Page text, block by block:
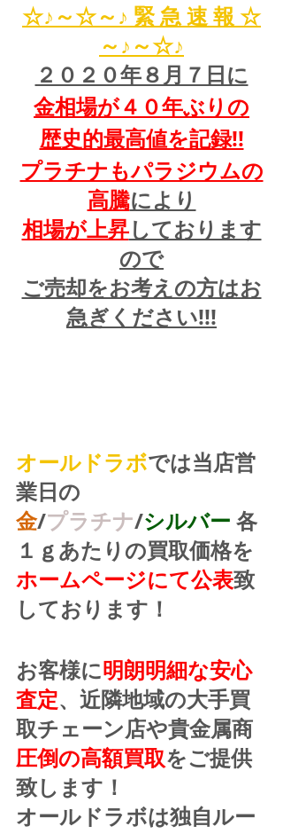
☆♪～☆～♪ 緊 急 速 報 ☆
～♪～☆♪
２０２０年８月７日に
金相場が４０年ぶりの
歴史的最高値を記録!!
プラチナもパラジウムの
高騰により
相場が上昇しております
ので
ご売却をお考えの方はお
急ぎください!!!
オールドラボでは当店営
業日の
金/プラチナ/シルバー 各
１ｇあたりの買取価格を
ホームページにて公表致
しております！
お客様に明朗明細な安心
査定、近隣地域の大手買
取チェーン店や貴金属商
圧倒の高額買取をご提供
致します！
オールドラボは独自ルー